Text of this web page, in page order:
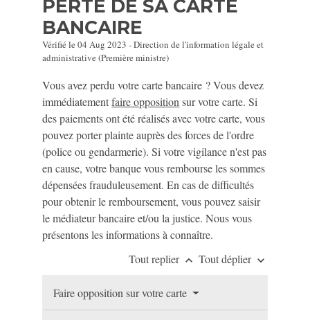
PERTE DE SA CARTE
BANCAIRE
Vérifié le 04 Aug 2023 - Direction de l'information légale et
administrative (Première ministre)
Vous avez perdu votre carte bancaire ? Vous devez
immédiatementfaire opposition sur votre carte. Si
des paiements ont été réalisés avec votre carte, vous
pouvez porter plainte auprès des forces de l'ordre
(police ou gendarmerie). Si votre vigilance n'est pas
en cause, votre banque vous rembourse les sommes
dépensées frauduleusement. En cas de difficultés
pour obtenir le remboursement, vous pouvez saisir
le médiateur bancaire et/ou la justice. Nous vous
présentons les informations à connaître.
Tout replier keyboard_arrow_up Tout déplier keyboard_arrow_down
Faire opposition sur votre carte